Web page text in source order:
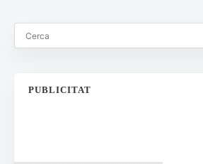
PUBLICITAT